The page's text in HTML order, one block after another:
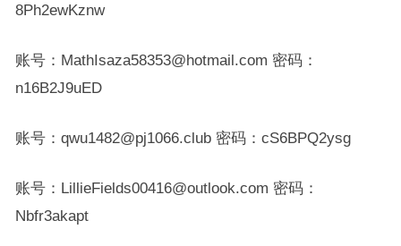
8Ph2ewKznw
账号：MathIsaza58353@hotmail.com 密码：
n16B2J9uED
账号：qwu1482@pj1066.club 密码：cS6BPQ2ysg
账号：LillieFields00416@outlook.com 密码：
Nbfr3akapt